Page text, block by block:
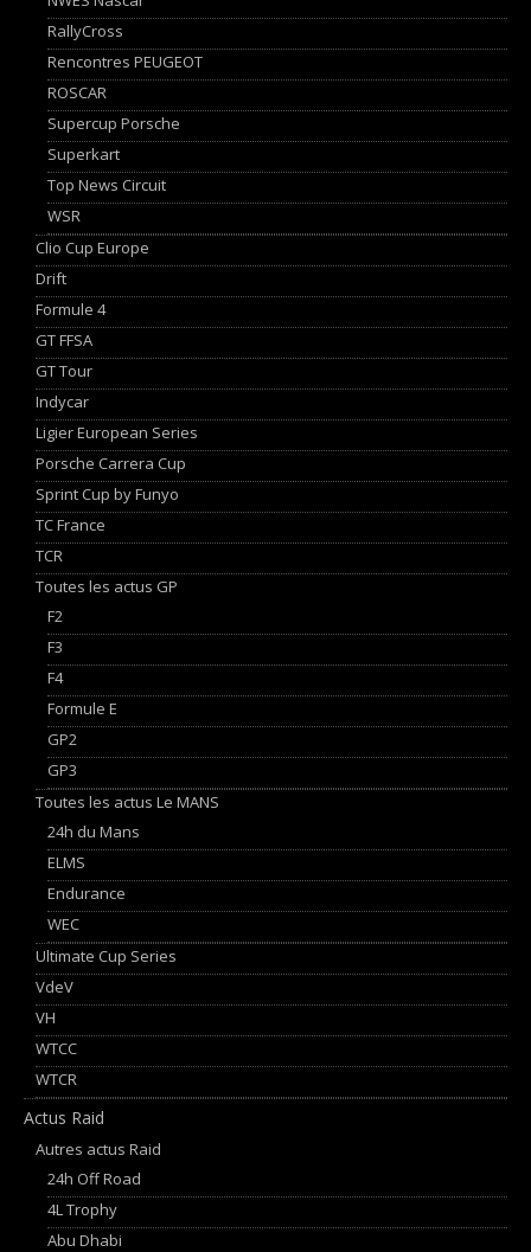
RallyCross
Rencontres PEUGEOT
ROSCAR
Supercup Porsche
Superkart
Top News Circuit
WSR
Clio Cup Europe
Drift
Formule 4
GT FFSA
GT Tour
Indycar
Ligier European Series
Porsche Carrera Cup
Sprint Cup by Funyo
TC France
TCR
Toutes les actus GP
F2
F3
F4
Formule E
GP2
GP3
Toutes les actus Le MANS
24h du Mans
ELMS
Endurance
WEC
Ultimate Cup Series
VdeV
VH
WTCC
WTCR
Actus Raid
Autres actus Raid
24h Off Road
4L Trophy
Abu Dhabi